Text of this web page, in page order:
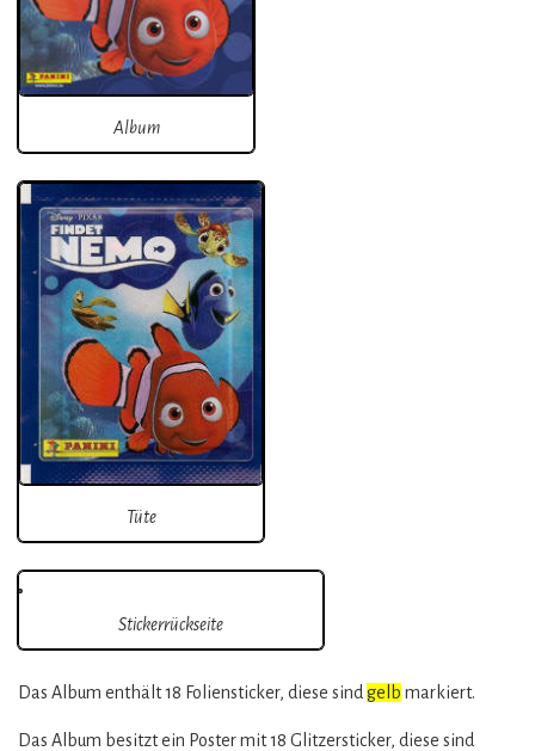
Album
Tüte
Stickerrückseite
Das Album enthält 18 Foliensticker, diese sind gelb markiert.
Das Album besitzt ein Poster mit 18 Glitzersticker, diese sind